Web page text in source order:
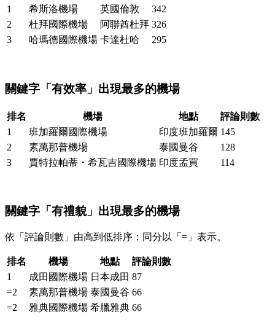
1
希斯洛機場 英國倫敦
342
2
杜拜國際機場 阿聯酋杜拜 326
3
哈瑪德國際機場 卡達杜哈 295
關鍵字「有效率」出現最多的機場
排名 機場 地點
評論則數
1
班加羅爾國際機場 印度班加羅爾 145
2
素萬那普機場 泰國曼谷
128
3
賈特拉帕蒂・希瓦吉國際機場 印度孟買 114
關鍵字「有禮貌」出現最多的機場
依「評論則數」由高到低排序；同分以「=」表示。
排名 機場 地點
評論則數
1
成田國際機場 日本成田 87
=2
素萬那普機場 泰國曼谷 66
=2
雅典國際機場 希臘雅典 66